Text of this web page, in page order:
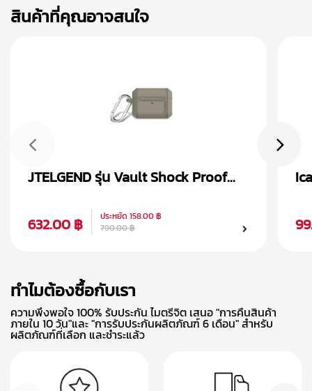
สินค้าที่คุณอาจสนใจ
JTELGEND รุ่น Vault Shock Proof
632.00 ฿
ประหยัด 158.00 ฿
790.00 ฿
ทำไมต้องซื้อกับเรา
ความพึงพอใจ 100% รับประกัน ไมตรีจิต เสนอ "การคืนสินค้า
ภายใน 10 วัน"และ "การรับประกันผลิตภัณฑ์ 6 เดือน" สำหรับ
ผลิตภัณฑ์ที่เลือก และชำระแล้ว